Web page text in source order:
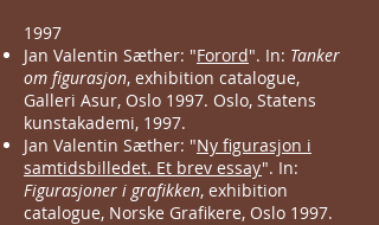
1997
Jan Valentin Sæther: "Forord". In: Tanker
om figurasjon, exhibition catalogue,
Galleri Asur, Oslo 1997. Oslo, Statens
kunstakademi, 1997.
Jan Valentin Sæther: "Ny figurasjon i
samtidsbilledet. Et brev essay". In:
Figurasjoner i grafikken, exhibition
catalogue, Norske Grafikere, Oslo 1997.